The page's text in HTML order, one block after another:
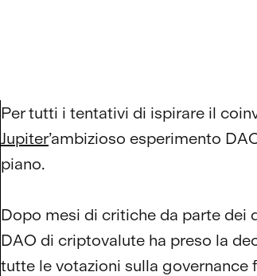
Per tutti i tentativi di ispirare il
Jupiter’ambizioso esperimento
piano.
Dopo mesi di critiche da parte dei
DAO di criptovalute ha preso la
tutte le votazioni sulla governance